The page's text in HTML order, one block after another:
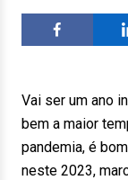
Vai ser um ano
bem a maior
pandemia, é
neste 2023,